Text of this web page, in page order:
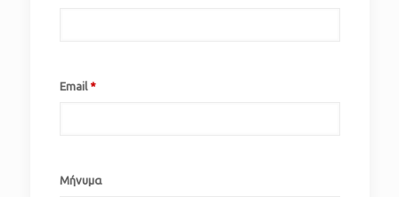
Email*
Μήνυμα